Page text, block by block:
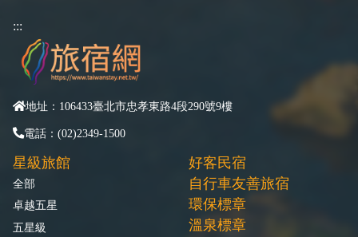
:::
地址：106433臺北市忠孝東路4段290號9樓
電話：(02)2349-1500
星級旅館
全部
卓越五星
五星級
好客民宿
自行車友善旅宿
環保標章
溫泉標章